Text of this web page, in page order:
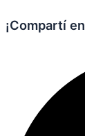
¡Compartí